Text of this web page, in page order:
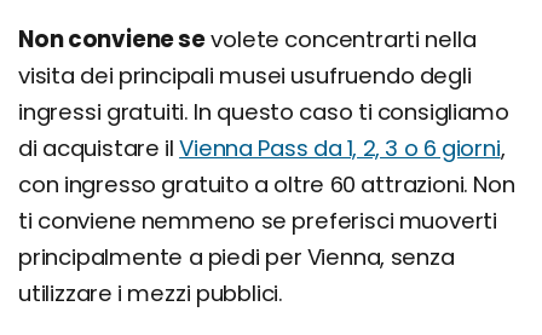
Non conviene sevolete concentrarti nella
visita dei principali musei usufruendo degli
ingressi gratuiti. In questo caso ti consigliamo
di acquistare ilVienna Pass da 1, 2, 3 o 6 giorni,
con ingresso gratuito a oltre 60 attrazioni. Non
ti conviene nemmeno se preferisci muoverti
principalmente a piedi per Vienna, senza
utilizzare i mezzi pubblici.